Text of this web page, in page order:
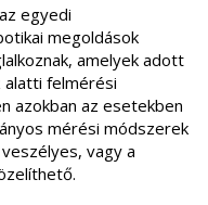
egyedi
megoldások
amelyek adott
alatti felmérési
azokban az esetekben
mérési módszerek
vagy a